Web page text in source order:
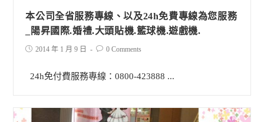
本公司全省服務專線、以及24h免費專線為您服務
_陽昇國際.婚禮.大頭貼機.籃球機.遊戲機.
2014 年 1 月 9 日 0 Comments
24h免付費服務專線：0800-423888 ...